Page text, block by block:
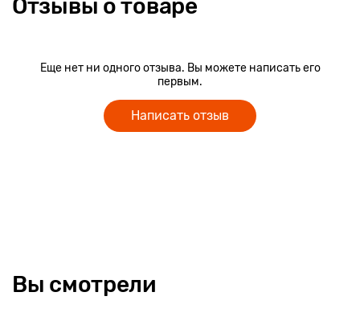
Отзывы о товаре
Еще нет ни одного отзыва. Вы можете написать его
первым.
Написать отзыв
Вы смотрели